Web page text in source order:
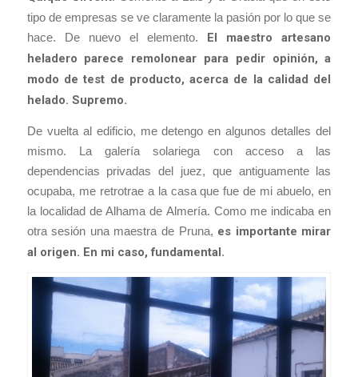
tipo de empresas se ve claramente la pasión por lo que se
hace. De nuevo el elemento. El maestro artesano
heladero parece remolonear para pedir opinión, a
modo de test de producto, acerca de la calidad del
helado. Supremo.
De vuelta al edificio, me detengo en algunos detalles del
mismo. La galería solariega con acceso a las
dependencias privadas del juez, que antiguamente las
ocupaba, me retrotrae a la casa que fue de mi abuelo, en
la localidad de Alhama de Almería. Como me indicaba en
otra sesión una maestra de Pruna, es importante mirar
al origen. En mi caso, fundamental.